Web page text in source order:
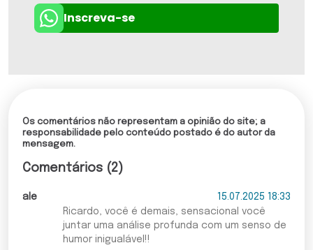
Inscreva-se
Os comentários não representam a opinião do site; a
responsabilidade pelo conteúdo postado é do autor da
mensagem.
Comentários (2)
ale
15.07.2025 18:33
Ricardo, você é demais, sensacional você
juntar uma análise profunda com um senso de
humor inigualável!!